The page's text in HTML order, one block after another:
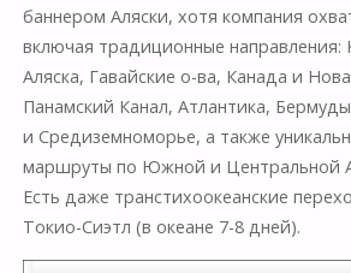
баннером Аляски, хотя компания
включая традиционные направления:
Аляска, Гавайские о-ва, Канада и
Панамский Канал, Атлантика,
и Средиземноморье, а также
маршруты по Южной и Центральной
Есть даже транстихоокеанские
Токио-Сиэтл (в океане 7-8 дней).